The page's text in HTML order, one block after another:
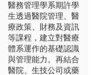
醫務管理學系期許學
生透過醫院管理、醫
療政策、財務及資訊
等課程，建立對醫療
體系運作的基礎認識
與管理能力。再結合
醫院、生技公司或藥